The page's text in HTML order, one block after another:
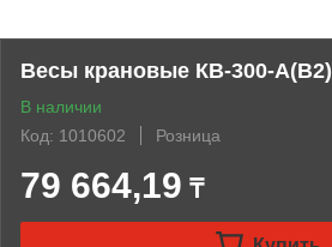
Весы крановые КВ-300-А(В2)
В наличии
Код: 1010602
Розница
79 664,19 ₸